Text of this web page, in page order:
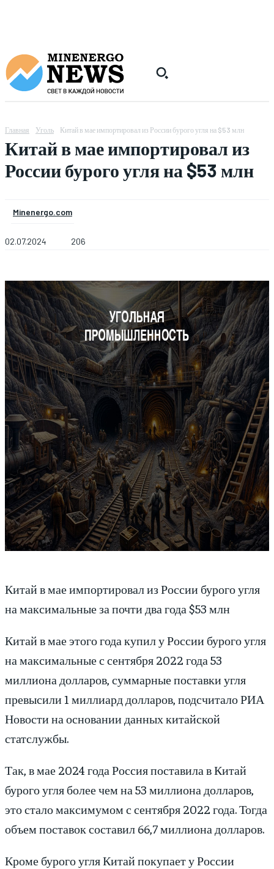
Главная Уголь Китай в мае импортировал из России бурого угля на $53 млн
Китай в мае импортировал из
России бурого угля на $53 млн
Minenergo.com
02.07.2024 206
Китай в мае импортировал из России бурого угля
на максимальные за почти два года $53 млн
Китай в мае этого года купил у России бурого угля
на максимальные с сентября 2022 года 53
миллиона долларов, суммарные поставки угля
превысили 1 миллиард долларов, подсчитало РИА
Новости на основании данных китайской
статслужбы.
Так, в мае 2024 года Россия поставила в Китай
бурого угля более чем на 53 миллиона долларов,
это стало максимумом с сентября 2022 года. Тогда
объем поставок составил 66,7 миллиона долларов.
Кроме бурого угля Китай покупает у России